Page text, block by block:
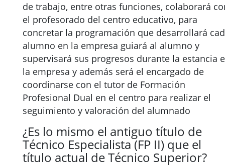
de trabajo, entre otras funciones, colaborará
el profesorado del centro educativo, para
concretar la programación que desarrollará
alumno en la empresa guiará al alumno y
supervisará sus progresos durante la estancia
la empresa y además será el encargado de
coordinarse con el tutor de Formación
Profesional Dual en el centro para realizar el
seguimiento y valoración del alumnado
¿Es lo mismo el antiguo título de
Técnico Especialista (FP II) que el
título actual de Técnico Superior?